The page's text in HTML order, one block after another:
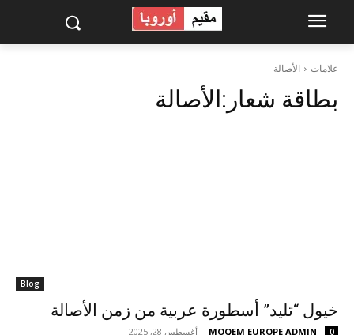
علامات الأصالة
بطاقة شعار:الأصالة
Blog
خيول “تليد” أسطورة عربية من زمن الأصالة
MOQEM EUROPE ADMIN
- أغسطس 28, 2025 0